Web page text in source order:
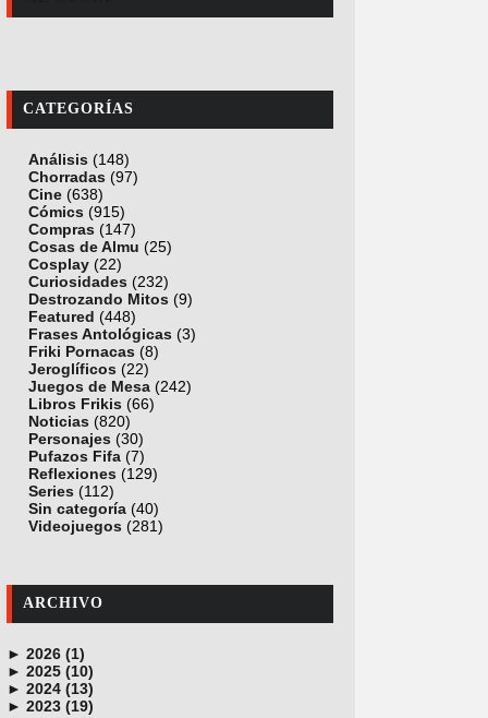
CATEGORÍAS
Análisis (148)
Chorradas (97)
Cine (638)
Cómics (915)
Compras (147)
Cosas de Almu (25)
Cosplay (22)
Curiosidades (232)
Destrozando Mitos (9)
Featured (448)
Frases Antológicas (3)
Friki Pornacas (8)
Jeroglíficos (22)
Juegos de Mesa (242)
Libros Frikis (66)
Noticias (820)
Personajes (30)
Pufazos Fifa (7)
Reflexiones (129)
Series (112)
Sin categoría (40)
Videojuegos (281)
ARCHIVO
► 2026 (1)
junio (1)
► 2025 (10)
noviembre (1)
octubre (1)
► 2024 (13)
diciembre (4)
► 2023 (19)